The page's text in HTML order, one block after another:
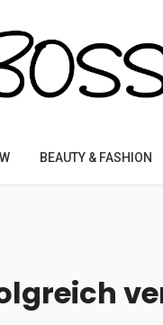
BEAUTY & FASHION